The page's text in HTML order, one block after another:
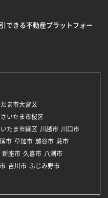
できる不動産プラットフォー
たま市大宮区
さいたま市桜区
いたま市緑区 川越市 川口市
尾市 草加市 越谷市 蕨市
新座市 久喜市 八潮市
吉川市 ふじみ野市